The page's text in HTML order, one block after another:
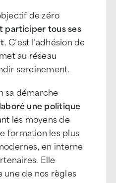
de zéro
participer tous ses
. C’est l’adhésion de
au réseau
sereinement.
sa démarche
une politique
les moyens de
formation les plus
en interne
Elle
de nos règles